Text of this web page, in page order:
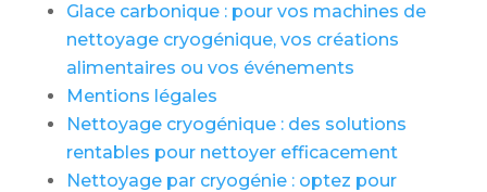
Glace carbonique : pour vos machines de
nettoyage cryogénique, vos créations
alimentaires ou vos événements
Mentions légales
Nettoyage cryogénique : des solutions
rentables pour nettoyer efficacement
Nettoyage par cryogénie : optez pour